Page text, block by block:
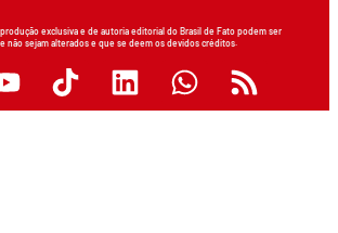
exclusiva e de autoria editorial do Brasil de Fato podem ser
não sejam alterados e que se deem os devidos créditos.